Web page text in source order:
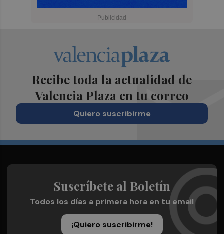
Recibe toda la actualidad de
Valencia Plaza en tu correo
Quiero suscribirme
Suscríbete al Boletín
Todos los días a primera hora en tu email
¡Quiero suscribirme!